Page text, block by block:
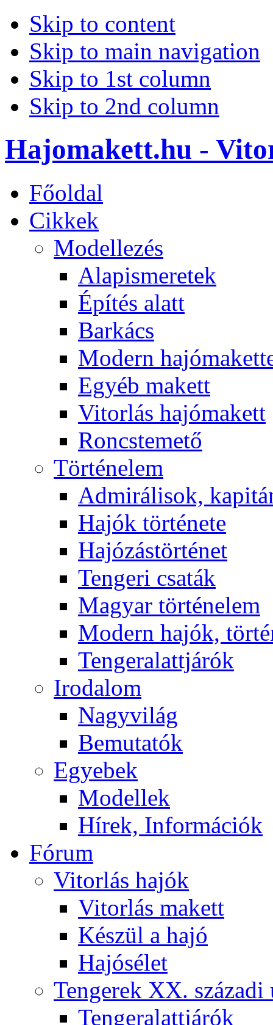
Skip to content
Skip to main navigation
Skip to 1st column
Skip to 2nd column
Hajomakett.hu -
Főoldal
Cikkek
Modellezés
Alapismeretek
Építés alatt
Barkács
Modern
Egyéb makett
Vitorlás hajómakett
Roncstemető
Történelem
Admirálisok,
Hajók története
Hajózástörténet
Tengeri csaták
Magyar történelem
Modern hajók,
Tengeralattjárók
Irodalom
Nagyvilág
Bemutatók
Egyebek
Modellek
Hírek, Információk
Fórum
Vitorlás hajók
Vitorlás makett
Készül a hajó
Hajósélet
Tengerek XX. századi
Tengeralattjárók